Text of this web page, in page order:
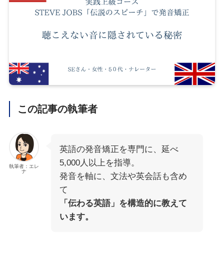
この記事の執筆者
執筆者：エレ
ナ
英語の発音矯正を専門に、延べ
5,000人以上を指導。
発音を軸に、文法や英会話も含め
て
「伝わる英語」を構造的に教えて
います。